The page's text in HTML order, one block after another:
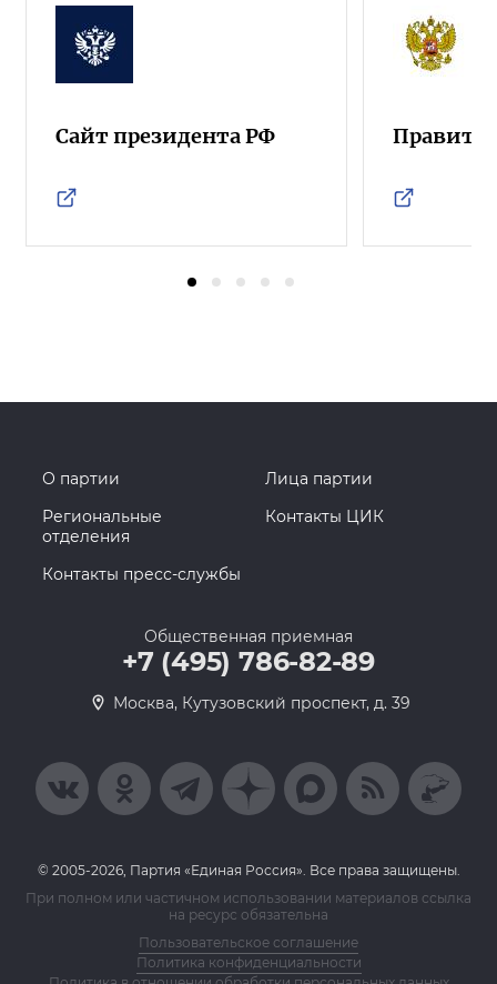
Сайт президента РФ
О партии
Лица партии
Региональные
отделения
Контакты ЦИК
Контакты пресс-службы
Общественная приемная
+7 (495) 786-82-89
Москва, Кутузовский проспект, д. 39
© 2005-2026, Партия «Единая Россия». Все права защищены.
При полном или частичном использовании материалов ссылка
на ресурс обязательна
Пользовательское соглашение
Политика конфиденциальности